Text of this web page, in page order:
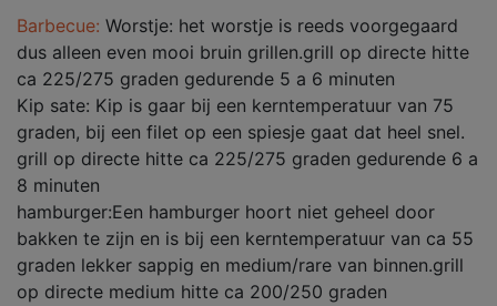
Barbecue: Worstje: het worstje is reeds voorgegaard
dus alleen even mooi bruin grillen.grill op directe hitte
ca 225/275 graden gedurende 5 a 6 minuten
Kip sate: Kip is gaar bij een kerntemperatuur van 75
graden, bij een filet op een spiesje gaat dat heel snel.
grill op directe hitte ca 225/275 graden gedurende 6 a
8 minuten
hamburger:Een hamburger hoort niet geheel door
bakken te zijn en is bij een kerntemperatuur van ca 55
graden lekker sappig en medium/rare van binnen.grill
op directe medium hitte ca 200/250 graden